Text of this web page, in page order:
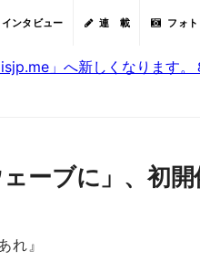
インタビュー 連 載 フォト
」へ新しくなります。
ーブに」、初
れ』